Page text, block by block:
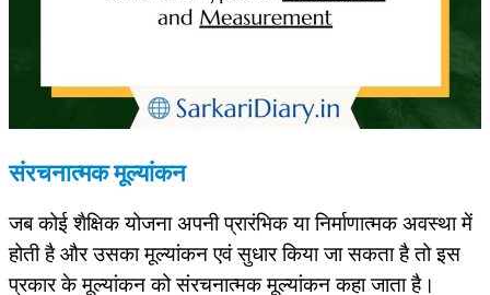
संरचनात्मक मूल्यांकन
जब कोई शैक्षिक योजना अपनी प्रारंभिक या निर्माणात्मक अवस्था में
होती है और उसका मूल्यांकन एवं सुधार किया जा सकता है तो इस
प्रकार के मूल्यांकन को संरचनात्मक मूल्यांकन कहा जाता है।